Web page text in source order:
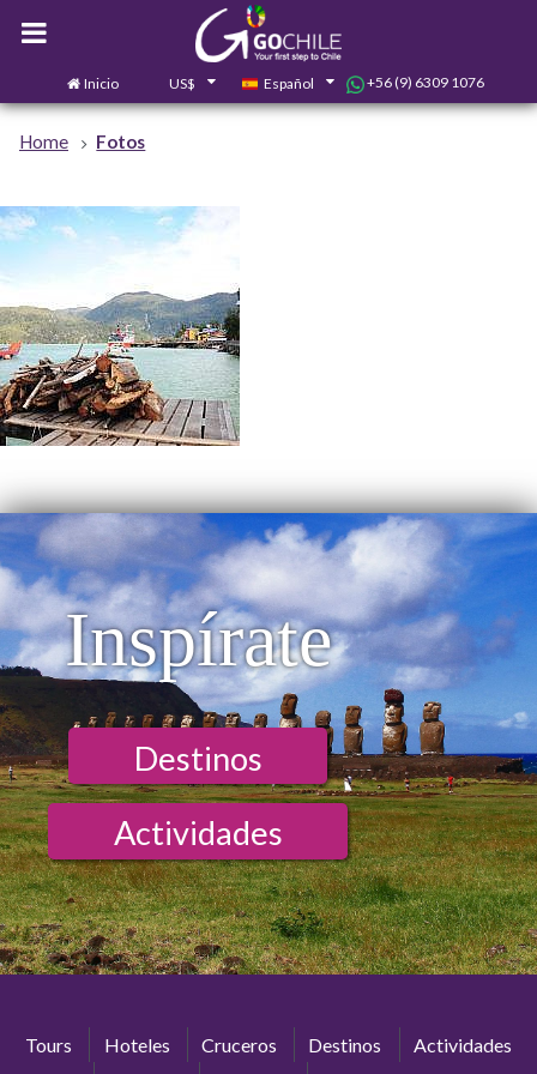
Inicio US$ Español +56 (9) 6309 1076
Home Fotos
Inspírate
Destinos
Actividades
Tours Hoteles Cruceros Destinos
Actividades